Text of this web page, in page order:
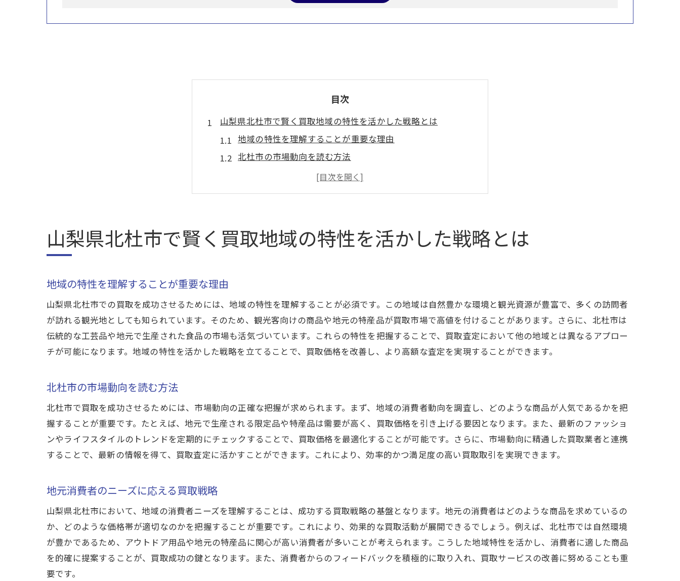
目次
山梨県北杜市で賢く買取地域の特性を活かした戦略とは
地域の特性を理解することが重要な理由
北杜市の市場動向を読む方法
地元消費者のニーズに応える買取戦略
効率的な買取を実現するための地域ネットワークの活用
北杜市での成功事例から学ぶ買取戦略
買取を成功させる秘訣高額査定を実現するための方法
プロの目線で見るブランド品の価値
買取業者との交渉を成功させるコツ
市場の変化をいち早くキャッチするための方法
査定後のフォローアップが重要な理由
高額査定を狙うならブランド品のトレンドを知ろう
適切なタイミングで売却するための市場分析
ブランド品の価値を最大限に引き出す秘訣
買取業者が高く評価するブランド品の特徴
査定の際に注目されるポイントとは
査定プロセスをスムーズに進めるための準備
査定士が求める情報とその提供方法
査定に影響を与える要因を理解する
山梨県北杜市で賢く買取地域の特性を活かした戦略とは
地域の特性を理解することが重要な理由
山梨県北杜市での買取を成功させるためには、地域の特性を理解することが必須です。この地域は自然豊かな環境と観光資源が豊富で、多くの訪問者
が訪れる観光地としても知られています。そのため、観光客向けの商品や地元の特産品が買取市場で高値を付けることがあります。さらに、北杜市は
伝統的な工芸品や地元で生産された食品の市場も活気づいています。これらの特性を把握することで、買取査定において他の地域とは異なるアプロー
チが可能になります。地域の特性を活かした戦略を立てることで、買取価格を改善し、より高額な査定を実現することができます。
北杜市の市場動向を読む方法
北杜市で買取を成功させるためには、市場動向の正確な把握が求められます。まず、地域の消費者動向を調査し、どのような商品が人気であるかを把
握することが重要です。たとえば、地元で生産される限定品や特産品は需要が高く、買取価格を引き上げる要因となります。また、最新のファッショ
ンやライフスタイルのトレンドを定期的にチェックすることで、買取価格を最適化することが可能です。さらに、市場動向に精通した買取業者と連携
することで、最新の情報を得て、買取査定に活かすことができます。これにより、効率的かつ満足度の高い買取取引を実現できます。
地元消費者のニーズに応える買取戦略
山梨県北杜市において、地域の消費者ニーズを理解することは、成功する買取戦略の基盤となります。地元の消費者はどのような商品を求めているの
か、どのような価格帯が適切なのかを把握することが重要です。これにより、効果的な買取活動が展開できるでしょう。例えば、北杜市では自然環境
が豊かであるため、アウトドア用品や地元の特産品に関心が高い消費者が多いことが考えられます。こうした地域特性を活かし、消費者に適した商品
を的確に提案することが、買取成功の鍵となります。また、消費者からのフィードバックを積極的に取り入れ、買取サービスの改善に努めることも重
要です。